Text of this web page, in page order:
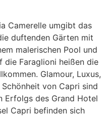
Camerelle umgibt das
duftenden Gärten mit
malerischen Pool und
die Faraglioni heißen die
Glamour, Luxus,
von Capri sind
Erfolgs des Grand Hotel
Capri befinden sich